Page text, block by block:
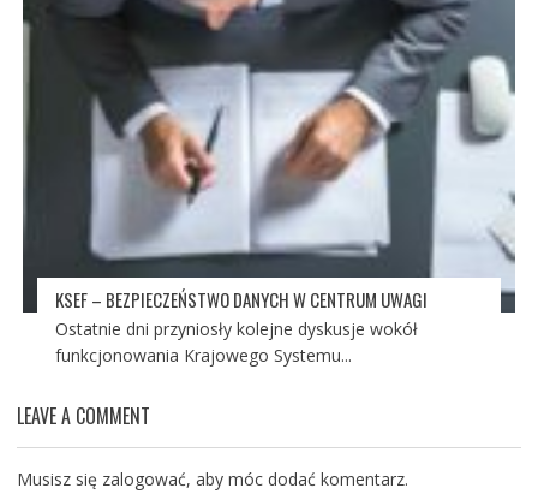
KSEF – BEZPIECZEŃSTWO DANYCH W CENTRUM UWAGI
Ostatnie dni przyniosły kolejne dyskusje wokół
funkcjonowania Krajowego Systemu...
LEAVE A COMMENT
Musisz się zalogować, aby móc dodać komentarz.